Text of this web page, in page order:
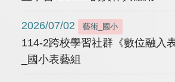
2026/07/02 藝術_國小
114-2跨校學習社群《數位融入
_國小表藝組